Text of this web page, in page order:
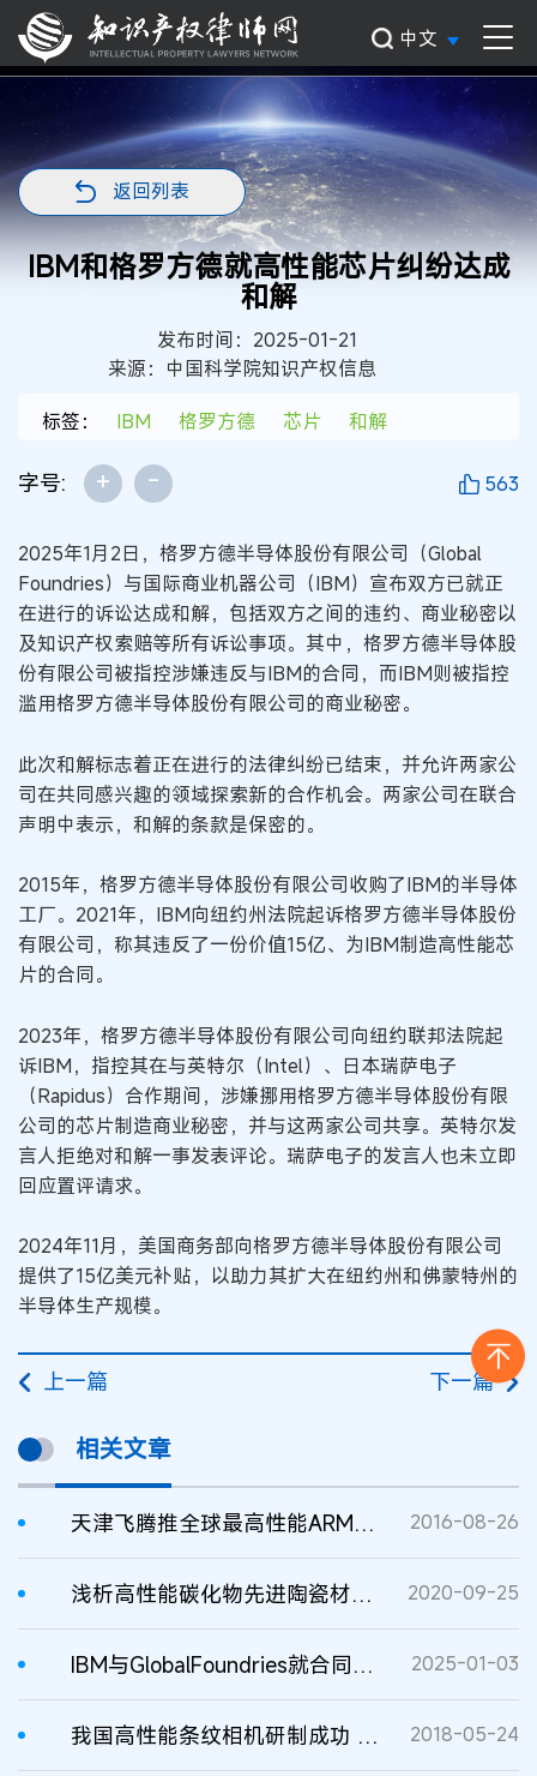
中文
返回列表
IBM和格罗方德就高性能芯片纠纷达成
和解
发布时间：2025-01-21
来源：中国科学院知识产权信息
标签：
IBM 格罗方德 芯片 和解
字号: + - 563
2025年1月2日，格罗方德半导体股份有限公司（Global
Foundries）与国际商业机器公司（IBM）宣布双方已就正
在进行的诉讼达成和解，包括双方之间的违约、商业秘密以
及知识产权索赔等所有诉讼事项。其中，格罗方德半导体股
份有限公司被指控涉嫌违反与IBM的合同，而IBM则被指控
滥用格罗方德半导体股份有限公司的商业秘密。
此次和解标志着正在进行的法律纠纷已结束，并允许两家公
司在共同感兴趣的领域探索新的合作机会。两家公司在联合
声明中表示，和解的条款是保密的。
2015年，格罗方德半导体股份有限公司收购了IBM的半导体
工厂。2021年，IBM向纽约州法院起诉格罗方德半导体股份
有限公司，称其违反了一份价值15亿、为IBM制造高性能芯
片的合同。
2023年，格罗方德半导体股份有限公司向纽约联邦法院起
诉IBM，指控其在与英特尔（Intel）、日本瑞萨电子
（Rapidus）合作期间，涉嫌挪用格罗方德半导体股份有限
公司的芯片制造商业秘密，并与这两家公司共享。英特尔发
言人拒绝对和解一事发表评论。瑞萨电子的发言人也未立即
回应置评请求。
2024年11月，美国商务部向格罗方德半导体股份有限公司
提供了15亿美元补贴，以助力其扩大在纽约州和佛蒙特州的
半导体生产规模。
上一篇 下一篇
相关文章
天津飞腾推全球最高性能ARM架构服务器芯片 2016-08-26
浅析高性能碳化物先进陶瓷材料专利布局 2020-09-25
IBM与GlobalFoundries就合同和商业机密纠纷达成和解 2025-01-03
我国高性能条纹相机研制成功 捕捉1微秒内的超快现象 2018-05-24